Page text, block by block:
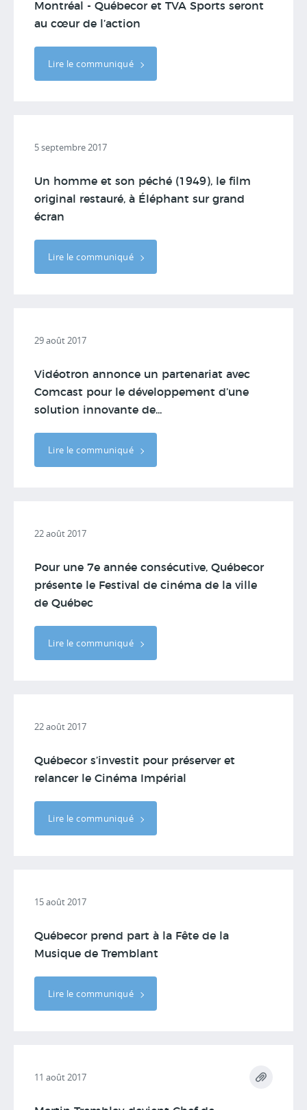
Montréal - Québecor et TVA Sports seront
au cœur de l’action
Lire le communiqué
5 septembre 2017
Un homme et son péché (1949), le film
original restauré, à Éléphant sur grand
écran
Lire le communiqué
29 août 2017
Vidéotron annonce un partenariat avec
Comcast pour le développement d’une
solution innovante de...
Lire le communiqué
22 août 2017
Pour une 7e année consécutive, Québecor
présente le Festival de cinéma de la ville
de Québec
Lire le communiqué
22 août 2017
Québecor s’investit pour préserver et
relancer le Cinéma Impérial
Lire le communiqué
15 août 2017
Québecor prend part à la Fête de la
Musique de Tremblant
Lire le communiqué
11 août 2017